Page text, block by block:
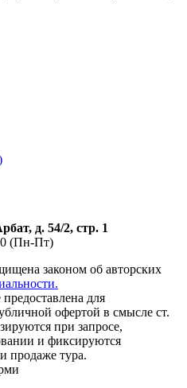
д. 54/2, стр. 1
(Пн-Пт)
законом об авторских
для
офертой в смысле ст.
при запросе,
и фиксируются
продаже тура.